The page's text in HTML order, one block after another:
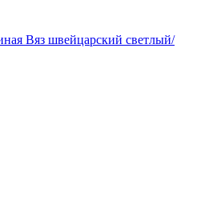
Вяз швейцарский светлый/